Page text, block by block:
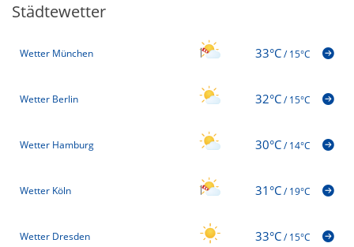
Städtewetter
Wetter München 33°C/15°C
Wetter Berlin 32°C/15°C
Wetter Hamburg 30°C/14°C
Wetter Köln 31°C/19°C
Wetter Dresden 33°C/15°C